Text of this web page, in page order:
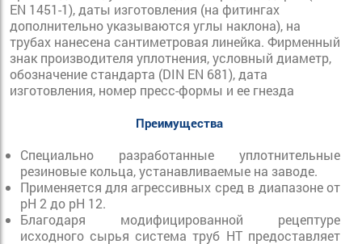
EN 1451-1), даты изготовления (на фитингах
дополнительно указываются углы наклона), на
трубах нанесена сантиметровая линейка. Фирменный
знак производителя уплотнения, условный диаметр,
обозначение стандарта (DIN EN 681), дата
изготовления, номер пресс-формы и ее гнезда
Преимущества
Специально разработанные уплотнительные
резиновые кольца, устанавливаемые на заводе.
Применяется для агрессивных сред в диапазоне от
pH 2 до pH 12.
Благодаря модифицированной рецептуре
исходного сырья система труб HT предоставляет